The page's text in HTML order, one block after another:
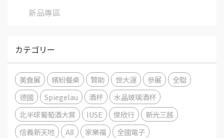
新品專區
カテゴリー
美食展 繽紛餐桌 贊助 世大運 參展
全聯
德國
Spiegelau 酒杯
水晶玻璃酒杯
北半球葡萄酒大賞
IUSE 俊欣行
新光三越
信義新天地
A8 家樂福
全國電子